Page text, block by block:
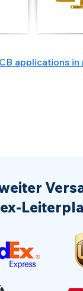
applications in